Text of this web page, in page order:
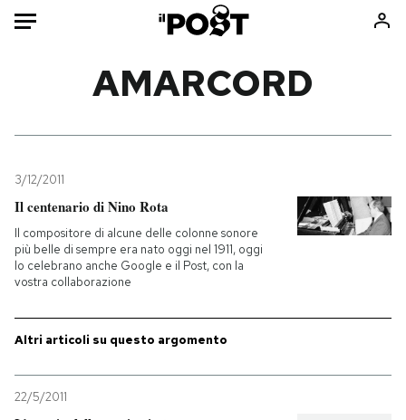
Mondo
Politica
Tecnologia
Internet
Scienza
Economia
Storie/Idee
Ok Boomer!
AMARCORD
3/12/2011
Il centenario di Nino Rota
Il compositore di alcune delle colonne sonore
più belle di sempre era nato oggi nel 1911, oggi
lo celebrano anche Google e il Post, con la
vostra collaborazione
Altri articoli su questo argomento
22/5/2011